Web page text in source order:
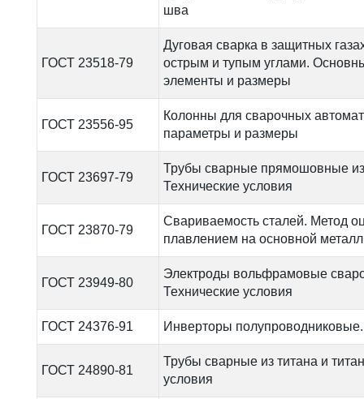
шва
ГОСТ 23518-79
Дуговая сварка в защитных
острым и тупым углами.
элементы и размеры
ГОСТ 23556-95
Колонны для сварочных
параметры и размеры
ГОСТ 23697-79
Трубы сварные прямошовные
Технические условия
ГОСТ 23870-79
Свариваемость сталей. Метод
плавлением на основной металл
ГОСТ 23949-80
Электроды вольфрамовые
Технические условия
ГОСТ 24376-91 Инверторы
ГОСТ 24890-81
Трубы сварные из титана и
условия